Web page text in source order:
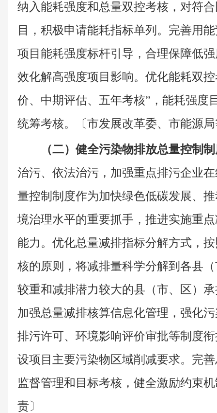
纳入能耗强度和总量双控考核，对符
目，积极申请能耗指标单列。完善用
项目能耗强度标杆引导，合理保障低
效化解高强度项目影响。优化能耗双
价、中期评估、五年考核”，能耗强度
统筹考核。〔市发展改革委、市能源
（二）健全污染物排放总量控制
治污、依法治污，加强重点排污企业
量控制制度作为加快绿色低碳发展、
境治理水平的重要抓手，推进实施重
能力。优化总量减排指标分解方式，
核的原则，将减排量科学分解到各县
较重和减排潜力较大的县（市、区）
加强总量减排核算信息化管理，强化
排污许可、环境影响评价审批等制度
设项目主要污染物区域削减要求。完
监督管理和目标考核，健全激励约束
责〕